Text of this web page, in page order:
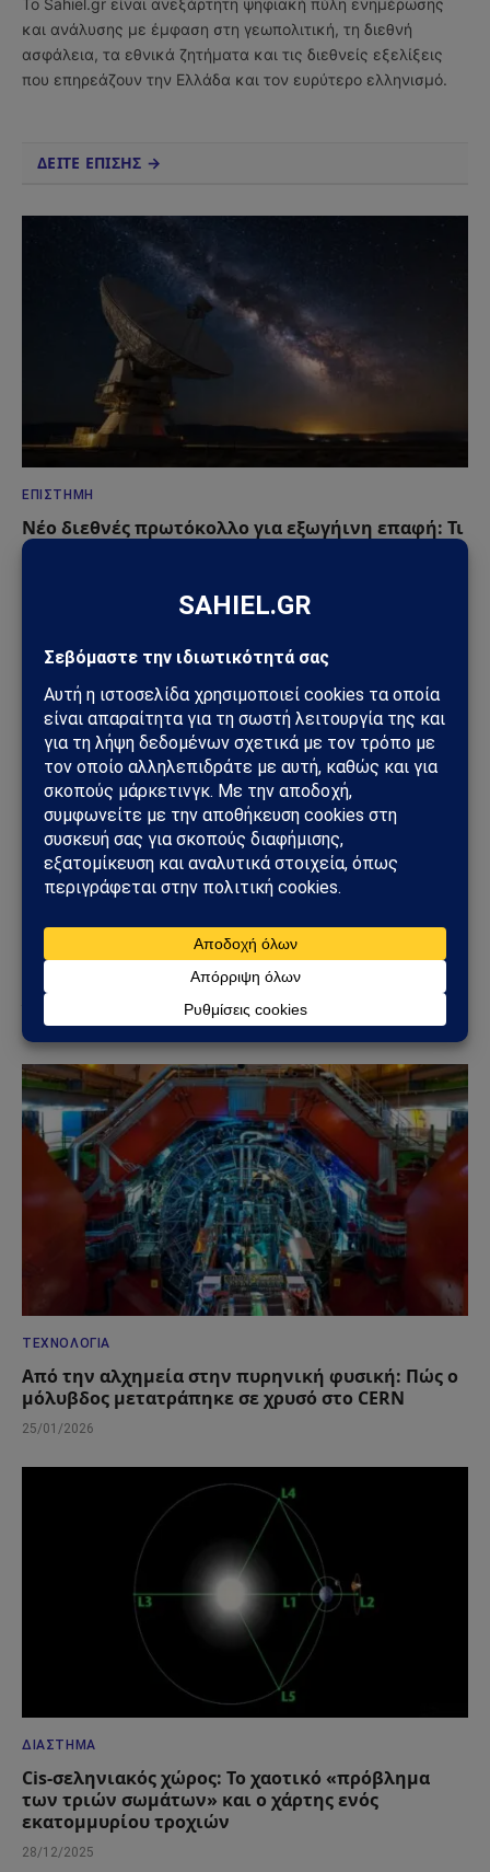
Το Sahiel.gr είναι ανεξάρτητη ψηφιακή πύλη ενημέρωσης
και ανάλυσης με έμφαση στη γεωπολιτική, τη διεθνή
ασφάλεια, τα εθνικά ζητήματα και τις διεθνείς εξελίξεις
που επηρεάζουν την Ελλάδα και τον ευρύτερο ελληνισμό.
ΔΕΙΤΕ ΕΠΙΣΗΣ →
ΕΠΙΣΤΉΜΗ
Νέο διεθνές πρωτόκολλο για εξωγήινη επαφή: Τι
θα κάνει η ανθρωπότητα αν λάβει μήνυμα από
Μετεωρίτης εξερράγη πάνω από τις ΗΠΑ:
Εκκωφαντικός κρότος και δονήσεις αναστάτωσαν
χιλιάδες κατοίκους
01/06/2026
ΤΕΧΝΟΛΟΓΊΑ
Από την αλχημεία στην πυρηνική φυσική: Πώς ο
μόλυβδος μετατράπηκε σε χρυσό στο CERN
25/01/2026
ΔΙΆΣΤΗΜΑ
Cis-σεληνιακός χώρος: Το χαοτικό «πρόβλημα
των τριών σωμάτων» και ο χάρτης ενός
εκατομμυρίου τροχιών
28/12/2025